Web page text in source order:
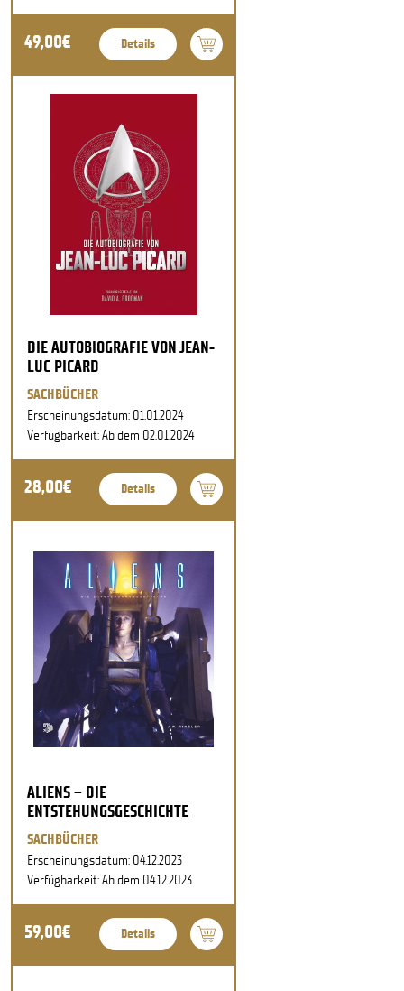
49,00€ Details
DIE AUTOBIOGRAFIE VON JEAN-
LUC PICARD
SACHBÜCHER
Erscheinungsdatum: 01.01.2024
Verfügbarkeit: Ab dem 02.01.2024
28,00€ Details
ALIENS – DIE
ENTSTEHUNGSGESCHICHTE
SACHBÜCHER
Erscheinungsdatum: 04.12.2023
Verfügbarkeit: Ab dem 04.12.2023
59,00€ Details